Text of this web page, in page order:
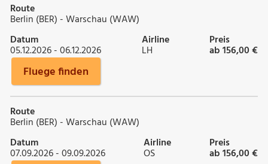
Route
Berlin (BER) - Warschau (WAW)
Datum
05.12.2026 - 06.12.2026
Airline
LH
Preis
ab 156,00 €
Fluege finden
Route
Berlin (BER) - Warschau (WAW)
Datum
07.09.2026 - 09.09.2026
Airline
OS
Preis
ab 156,00 €